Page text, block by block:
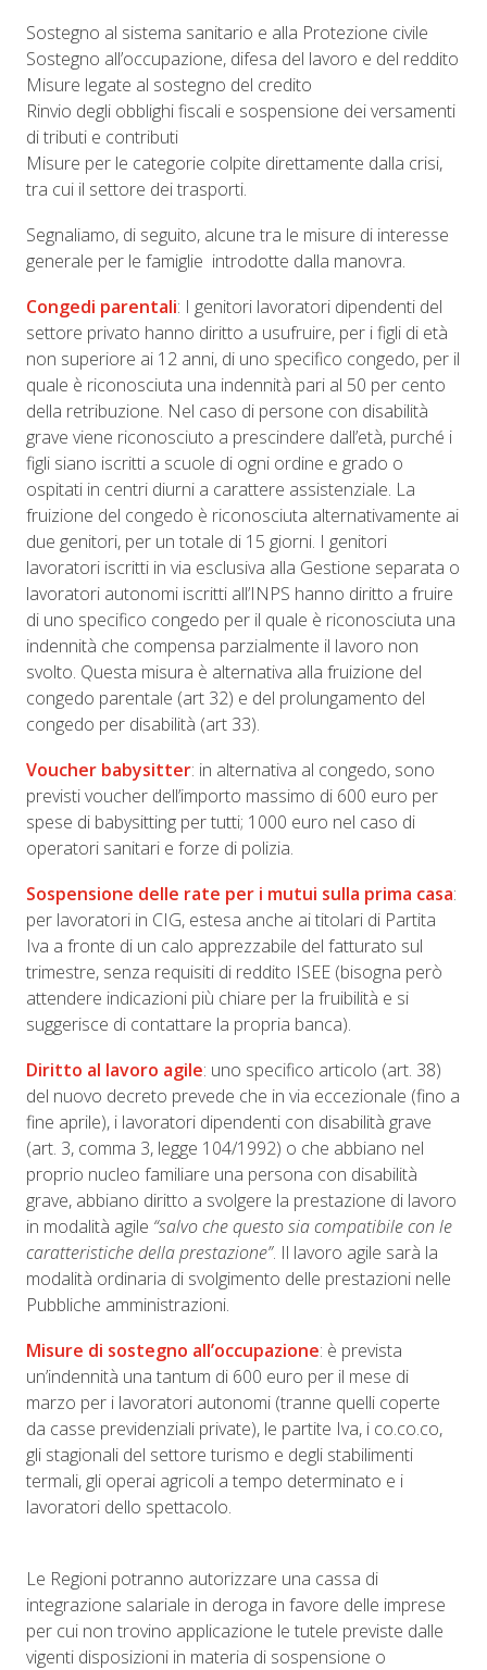
Sostegno al sistema sanitario e alla Protezione civile
Sostegno all’occupazione, difesa del lavoro e del reddito
Misure legate al sostegno del credito
Rinvio degli obblighi fiscali e sospensione dei versamenti
di tributi e contributi
Misure per le categorie colpite direttamente dalla crisi,
tra cui il settore dei trasporti.
Segnaliamo, di seguito, alcune tra le misure di interesse
generale per le famiglie introdotte dalla manovra.
Congedi parentali: I genitori lavoratori dipendenti del
settore privato hanno diritto a usufruire, per i figli di età
non superiore ai 12 anni, di uno specifico congedo, per il
quale è riconosciuta una indennità pari al 50 per cento
della retribuzione. Nel caso di persone con disabilità
grave viene riconosciuto a prescindere dall’età, purché i
figli siano iscritti a scuole di ogni ordine e grado o
ospitati in centri diurni a carattere assistenziale. La
fruizione del congedo è riconosciuta alternativamente ai
due genitori, per un totale di 15 giorni. I genitori
lavoratori iscritti in via esclusiva alla Gestione separata o
lavoratori autonomi iscritti all’INPS hanno diritto a fruire
di uno specifico congedo per il quale è riconosciuta una
indennità che compensa parzialmente il lavoro non
svolto. Questa misura è alternativa alla fruizione del
congedo parentale (art 32) e del prolungamento del
congedo per disabilità (art 33).
Voucher babysitter: in alternativa al congedo, sono
previsti voucher dell’importo massimo di 600 euro per
spese di babysitting per tutti; 1000 euro nel caso di
operatori sanitari e forze di polizia.
Sospensione delle rate per i mutui sulla prima casa:
per lavoratori in CIG, estesa anche ai titolari di Partita
Iva a fronte di un calo apprezzabile del fatturato sul
trimestre, senza requisiti di reddito ISEE (bisogna però
attendere indicazioni più chiare per la fruibilità e si
suggerisce di contattare la propria banca).
Diritto al lavoro agile: uno specifico articolo (art. 38)
del nuovo decreto prevede che in via eccezionale (fino a
fine aprile), i lavoratori dipendenti con disabilità grave
(art. 3, comma 3, legge 104/1992) o che abbiano nel
proprio nucleo familiare una persona con disabilità
grave, abbiano diritto a svolgere la prestazione di lavoro
in modalità agile “salvo che questo sia compatibile con le
caratteristiche della prestazione”. Il lavoro agile sarà la
modalità ordinaria di svolgimento delle prestazioni nelle
Pubbliche amministrazioni.
Misure di sostegno all’occupazione: è prevista
un’indennità una tantum di 600 euro per il mese di
marzo per i lavoratori autonomi (tranne quelli coperte
da casse previdenziali private), le partite Iva, i co.co.co,
gli stagionali del settore turismo e degli stabilimenti
termali, gli operai agricoli a tempo determinato e i
lavoratori dello spettacolo.
Le Regioni potranno autorizzare una cassa di
integrazione salariale in deroga in favore delle imprese
per cui non trovino applicazione le tutele previste dalle
vigenti disposizioni in materia di sospensione o